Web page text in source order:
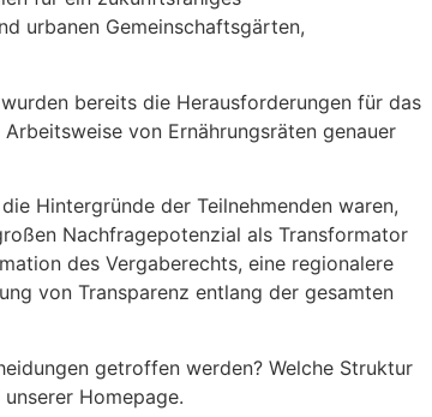
urbanen Gemeinschaftsgärten,
bereits die Herausforderungen für das
von Ernährungsräten genauer
Hintergründe der Teilnehmenden waren,
Nachfragepotenzial als Transformator
des Vergaberechts, eine regionalere
von Transparenz entlang der gesamten
getroffen werden? Welche Struktur
Homepage.